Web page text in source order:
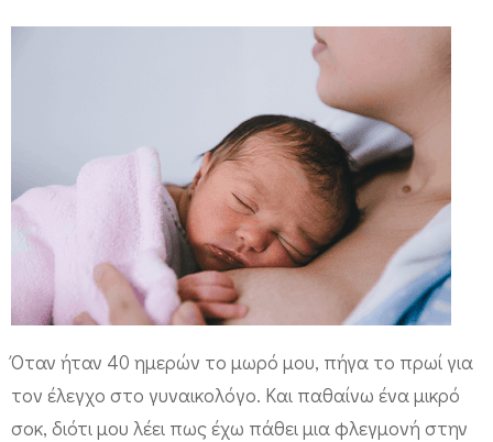
Όταν ήταν 40 ημερών το μωρό μου, πήγα το πρωί για
τον έλεγχο στο γυναικολόγο. Και παθαίνω ένα μικρό
σοκ, διότι μου λέει πως έχω πάθει μια φλεγμονή στην